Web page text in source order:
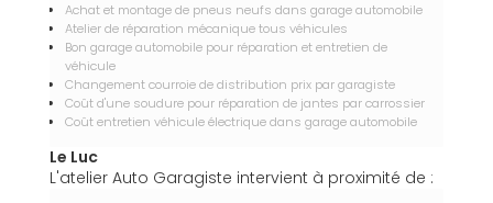
Achat et montage de pneus neufs dans garage automobile
Atelier de réparation mécanique tous véhicules
Bon garage automobile pour réparation et entretien de
véhicule
Changement courroie de distribution prix par garagiste
Coût d'une soudure pour réparation de jantes par carrossier
Coût entretien véhicule électrique dans garage automobile
Le Luc
L'atelier Auto Garagiste intervient à proximité de :